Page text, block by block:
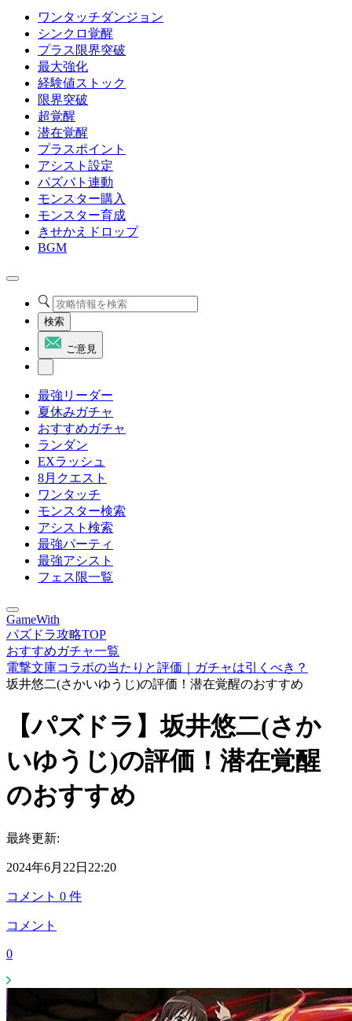
ワンタッチダンジョン
シンクロ覚醒
プラス限界突破
最大強化
経験値ストック
限界突破
超覚醒
潜在覚醒
プラスポイント
アシスト設定
パズバト連動
モンスター購入
モンスター育成
きせかえドロップ
BGM
検索
ご意見
最強リーダー
夏休みガチャ
おすすめガチャ
ランダン
EXラッシュ
8月クエスト
ワンタッチ
モンスター検索
アシスト検索
最強パーティ
最強アシスト
フェス限一覧
GameWith
パズドラ攻略TOP
おすすめガチャ一覧
電撃文庫コラボの当たりと評価｜ガチャは引くべき？
坂井悠二(さかいゆうじ)の評価！潜在覚醒のおすすめ
【パズドラ】坂井悠二(さか
いゆうじ)の評価！潜在覚醒
のおすすめ
最終更新:
2024年6月22日22:20
コメント 0 件
コメント
0